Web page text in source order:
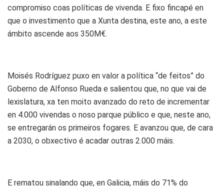
compromiso coas políticas de vivenda. E fixo fincapé en
que o investimento que a Xunta destina, este ano, a este
ámbito ascende aos 350M€.
Moisés Rodríguez puxo en valor a política “de feitos” do
Goberno de Alfonso Rueda e salientou que, no que vai de
lexislatura, xa ten moito avanzado do reto de incrementar
en 4.000 vivendas o noso parque público e que, neste ano,
se entregarán os primeiros fogares. E avanzou que, de cara
a 2030, o obxectivo é acadar outras 2.000 máis.
E rematou sinalando que, en Galicia, máis do 71% do